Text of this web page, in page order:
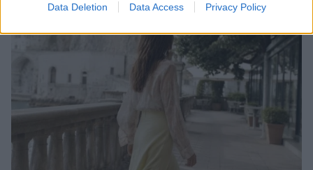
Data Deletion Data Access Privacy Policy
LIFESTYLE